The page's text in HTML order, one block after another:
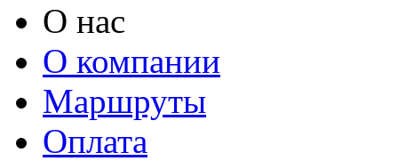
О нас
О компании
Маршруты
Оплата